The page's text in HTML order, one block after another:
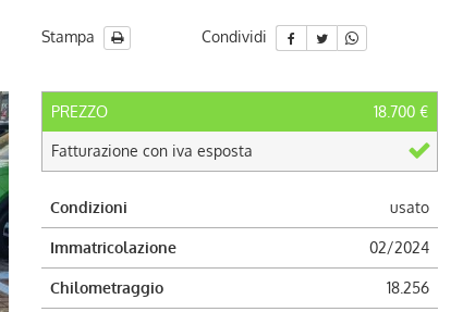
Stampa Condividi
PREZZO 18.700 €
Fatturazione con iva esposta
Condizioni usato
Immatricolazione 02/2024
Chilometraggio 18.256